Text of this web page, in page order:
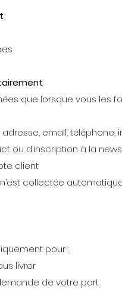
que lorsque vous les
email, téléphone,
ou d’inscription à la
client
collectée
pour :
livrer
de votre part